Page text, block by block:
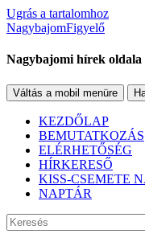
Ugrás a tartalomhoz
NagybajomFigyelő
Nagybajomi hírek oldala
Váltás a mobil menüre
KEZDŐLAP
BEMUTATKOZÁS
ELÉRHETŐSÉG
HÍRKERESŐ
KISS-CSEMETE
NAPTÁR